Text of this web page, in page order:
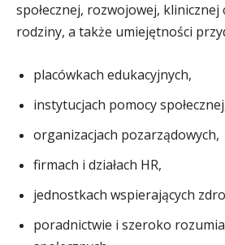
społecznej, rozwojowej, klinicznej
rodziny, a także umiejętności
placówkach edukacyjnych,
instytucjach pomocy
organizacjach pozarządowych,
firmach i działach HR,
jednostkach wspierających
poradnictwie i szeroko